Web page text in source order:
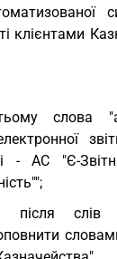
клієнтами
слова
- АС "Є-
слів